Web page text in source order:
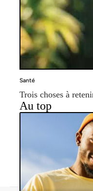
Santé
Trois choses à
Au top